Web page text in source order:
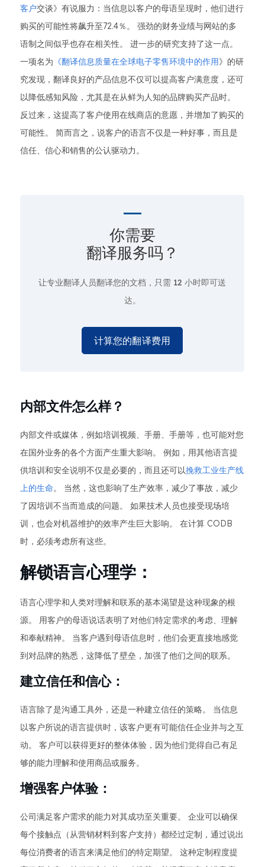
客户交谈》有说服力：当信息以客户的母语呈现时，他们进行
购买的可能性将飙升至72.4％。 强劲的财务业绩与网站的多
语制之间似乎也存在相关性。 进一步的研究支持了这一点。
一项名为 《翻译信息质量在全球电子零售环境中的作用》的研
究发现，翻译良好的产品信息不仅可以提高客户满意度，还可
以降低感知风险，尤其是在从鲜为人知的品牌购买产品时。
反过来，这提高了客户使用在线商店的意愿，并增加了购买的
可能性。 简而言之，说客户的语言不仅是一种好事，而且是
信任、信心和销售的公认驱动力。
你需要
翻译服务吗？
让专业翻译人员翻译您的文档，只需 12 小时即可送
达。
计算您的翻译费用
内部文件怎么样？
内部文件或媒体，例如培训视频、手册、手册等，也可能对您
在国外业务的各个方面产生重大影响。 例如，用其他语言提
供培训和安全说明不仅是必要的，而且还可以挽救工业生产线
上的生命。 当然，这也影响了生产效率，减少了事故，减少
了因培训不当而造成的问题。 如果技术人员也接受现场培
训，也会对机器维护的效率产生巨大影响。 在计算 CODB
时，必须考虑所有这些。
解锁语言心理学：
语言心理学和人类对理解和联系的基本渴望是这种现象的根
源。 用客户的母语说话表明了对他们特定需求的考虑、理解
和奉献精神。 当客户遇到母语信息时，他们会更直接地感觉
到对品牌的熟悉，这降低了壁垒，加强了他们之间的联系。
建立信任和信心：
语言除了是沟通工具外，还是一种建立信任的策略。 当信息
以客户所说的语言提供时，该客户更有可能信任企业并与之互
动。 客户可以获得更好的整体体验，因为他们觉得自己有足
够的能力理解和使用商品或服务。
增强客户体验：
公司满足客户需求的能力对其成功至关重要。 企业可以确保
每个接触点（从营销材料到客户支持）都经过定制，通过说出
每位消费者的语言来满足他们的特定期望。 这种定制程度提